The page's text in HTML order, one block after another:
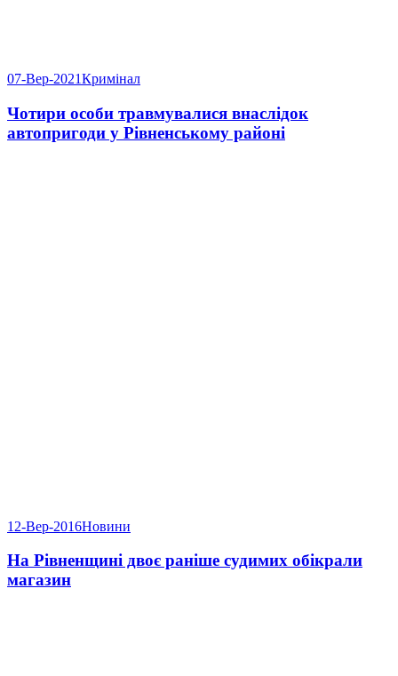
07-Вер-2021Кримінал
Чотири особи травмувалися внаслідок
автопригоди у Рівненському районі
12-Вер-2016Новини
На Рівненщині двоє раніше судимих обікрали
магазин